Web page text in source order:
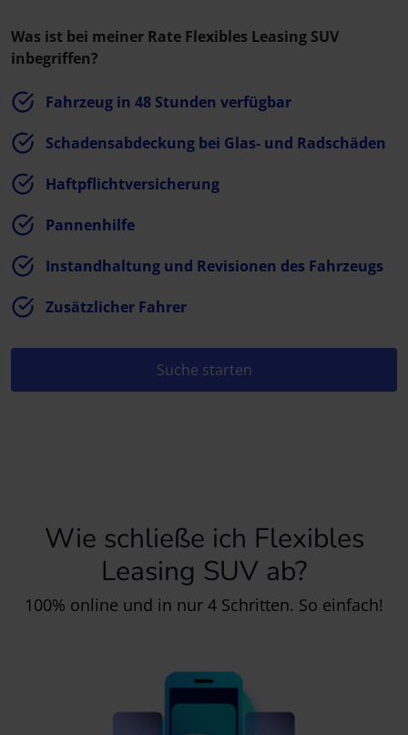
Was ist bei meiner Rate Flexibles Leasing SUV
inbegriffen?
Fahrzeug in 48 Stunden verfügbar
Schadensabdeckung bei Glas- und Radschäden
Haftpflichtversicherung
Pannenhilfe
Instandhaltung und Revisionen des Fahrzeugs
Zusätzlicher Fahrer
Suche starten
Wie schließe ich Flexibles
Leasing SUV ab?
100% online und in nur 4 Schritten. So einfach!